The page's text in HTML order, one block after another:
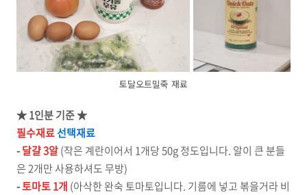
토달오트밀죽 재료
★ 1인분 기준★
필수재료선택재료
-달걀 3알(작은 계란이어서 1개당 50g 정도입니다. 알이 큰 분들
은 2개만 사용하셔도 무방)
-토마토 1개 (아삭한 완숙 토마토입니다. 기름에 넣고 볶을거라 비